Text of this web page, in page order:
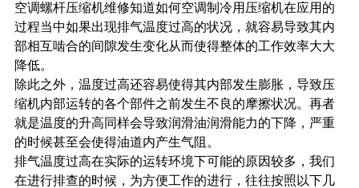
空调螺杆压缩机维修知道如何空调制冷用压缩机在应用的
过程当中如果出现排气温度过高的状况，就容易导致其内
部相互啮合的间隙发生变化从而使得整体的工作效率大大
降低。
除此之外，温度过高还容易使得其内部发生膨胀，导致压
缩机内部运转的各个部件之前发生不良的摩擦状况。再者
就是温度的升高同样会导致润滑油润滑能力的下降，严重
的时候甚至会使得油道内产生气阻。
排气温度过高在实际的运转环境下可能的原因较多，我们
在进行排查的时候，为方便工作的进行，往往按照以下几